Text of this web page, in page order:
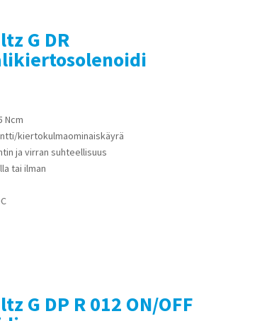
G DR
Ncm
kiertokulmaominaiskäyrä
ja virran suhteellisuus
tai ilman
G DP R 012 ON/OFF